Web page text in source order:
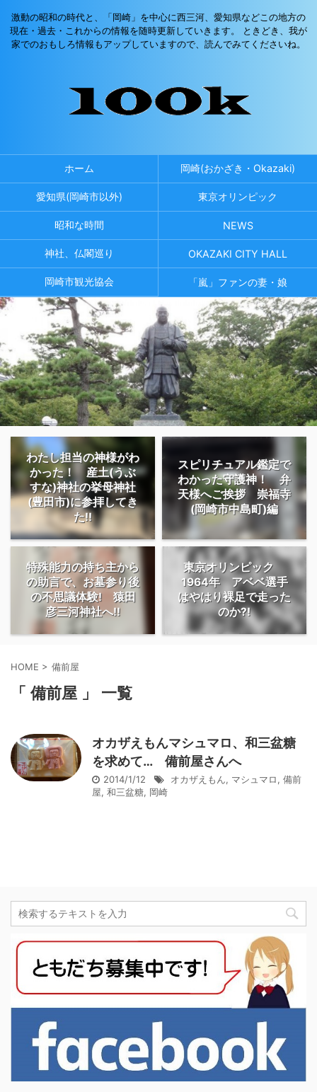
激動の昭和の時代と、「岡崎」を中心に西三河、愛知県などこの地方の
現在・過去・これからの情報を随時更新していきます。 ときどき、我が
家でのおもしろ情報もアップしていますので、読んでみてくださいね。
ホーム 岡崎(おかざき・Okazaki)
愛知県(岡崎市以外) 東京オリンピック
昭和な時間 NEWS
神社、仏閣巡り OKAZAKI CITY HALL
岡崎市観光協会 「嵐」ファンの妻・娘
わたし担当の神様がわ
かった！ 産土(うぶ
すな)神社の挙母神社
(豊田市)に参拝してき
た!!
スピリチュアル鑑定で
わかった守護神！ 弁
天様へご挨拶 崇福寺
(岡崎市中島町)編
特殊能力の持ち主から
の助言で、お墓参り後
の不思議体験! 猿田
彦三河神社へ!!
東京オリンピック
1964年 アベベ選手
はやはり裸足で走った
のか?!
HOME > 備前屋
「 備前屋 」 一覧
オカザえもんマシュマロ、和三盆糖
を求めて… 備前屋さんへ
2014/1/12 オカザえもん, マシュマロ, 備前
屋, 和三盆糖, 岡崎